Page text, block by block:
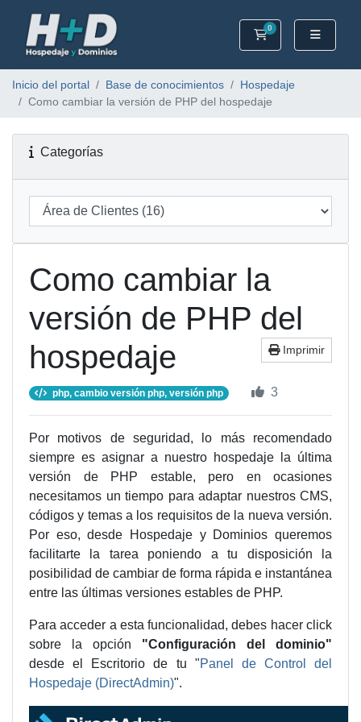
0
Carrito
Inicio del portal Base de conocimientos
Hospedaje
Como cambiar la versión de PHP del hospedaje
Categorías
Como cambiar la
versión de PHP del
hospedaje
Imprimir
php, cambio versión php, versión php 3
Por motivos de seguridad, lo más recomendado
siempre es asignar a nuestro hospedaje la última
versión de PHP estable, pero en ocasiones
necesitamos un tiempo para adaptar nuestros CMS,
códigos y temas a los requisitos de la nueva versión.
Por eso, desde Hospedaje y Dominios queremos
facilitarte la tarea poniendo a tu disposición la
posibilidad de cambiar de forma rápida e instantánea
entre las últimas versiones estables de PHP.
Para acceder a esta funcionalidad, debes hacer click
sobre la opción "Configuración del dominio"
desde el Escritorio de tu "Panel de Control del
Hospedaje (DirectAdmin)".